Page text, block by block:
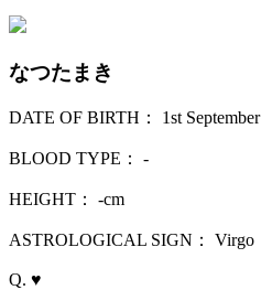
なつたまき
DATE OF BIRTH： 1st September
BLOOD TYPE： -
HEIGHT： -cm
ASTROLOGICAL SIGN： Virgo
Q. ♥